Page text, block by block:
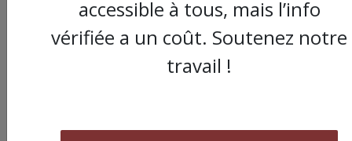
accessible à tous, mais l’info
vérifiée a un coût. Soutenez notre
travail !